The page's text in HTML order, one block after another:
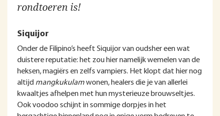
rondtoeren is!
Siquijor
Onder de Filipino’s heeft Siquijor van oudsher een wat
duistere reputatie: het zou hier namelijk wemelen van de
heksen, magiërs en zelfs vampiers. Het klopt dat hier nog
altijd mangkukulamwonen, healers die je van allerlei
kwaaltjes afhelpen met hun mysterieuze brouwseltjes.
Ook voodoo schijnt in sommige dorpjes in het